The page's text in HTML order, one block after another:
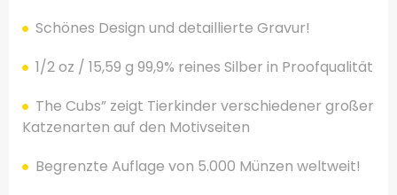
Schönes Design und detaillierte Gravur!
1/2 oz / 15,59 g 99,9% reines Silber in Proofqualität
The Cubs” zeigt Tierkinder verschiedener großer
Katzenarten auf den Motivseiten
Begrenzte Auflage von 5.000 Münzen weltweit!